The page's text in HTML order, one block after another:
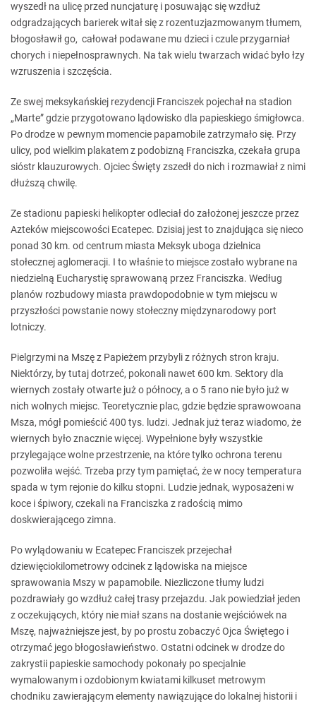
wyszedł na ulicę przed nuncjaturę i posuwając się wzdłuż
odgradzających barierek witał się z rozentuzjazmowanym tłumem,
błogosławił go, całował podawane mu dzieci i czule przygarniał
chorych i niepełnosprawnych. Na tak wielu twarzach widać było łzy
wzruszenia i szczęścia.
Ze swej meksykańskiej rezydencji Franciszek pojechał na stadion
„Marte” gdzie przygotowano lądowisko dla papieskiego śmigłowca.
Po drodze w pewnym momencie papamobile zatrzymało się. Przy
ulicy, pod wielkim plakatem z podobizną Franciszka, czekała grupa
sióstr klauzurowych. Ojciec Święty zszedł do nich i rozmawiał z nimi
dłuższą chwilę.
Ze stadionu papieski helikopter odleciał do założonej jeszcze przez
Azteków miejscowości Ecatepec. Dzisiaj jest to znajdująca się nieco
ponad 30 km. od centrum miasta Meksyk uboga dzielnica
stołecznej aglomeracji. I to właśnie to miejsce zostało wybrane na
niedzielną Eucharystię sprawowaną przez Franciszka. Według
planów rozbudowy miasta prawdopodobnie w tym miejscu w
przyszłości powstanie nowy stołeczny międzynarodowy port
lotniczy.
Pielgrzymi na Mszę z Papieżem przybyli z różnych stron kraju.
Niektórzy, by tutaj dotrzeć, pokonali nawet 600 km. Sektory dla
wiernych zostały otwarte już o północy, a o 5 rano nie było już w
nich wolnych miejsc. Teoretycznie plac, gdzie będzie sprawowoana
Msza, mógł pomieścić 400 tys. ludzi. Jednak już teraz wiadomo, że
wiernych było znacznie więcej. Wypełnione były wszystkie
przylegające wolne przestrzenie, na które tylko ochrona terenu
pozwoliła wejść. Trzeba przy tym pamiętać, że w nocy temperatura
spada w tym rejonie do kilku stopni. Ludzie jednak, wyposażeni w
koce i śpiwory, czekali na Franciszka z radością mimo
doskwierającego zimna.
Po wylądowaniu w Ecatepec Franciszek przejechał
dziewięciokilometrowy odcinek z lądowiska na miejsce
sprawowania Mszy w papamobile. Niezliczone tłumy ludzi
pozdrawiały go wzdłuż całej trasy przejazdu. Jak powiedział jeden
z oczekujących, który nie miał szans na dostanie wejściówek na
Mszę, najważniejsze jest, by po prostu zobaczyć Ojca Świętego i
otrzymać jego błogosławieństwo. Ostatni odcinek w drodze do
zakrystii papieskie samochody pokonały po specjalnie
wymalowanym i ozdobionym kwiatami kilkuset metrowym
chodniku zawierającym elementy nawiązujące do lokalnej historii i